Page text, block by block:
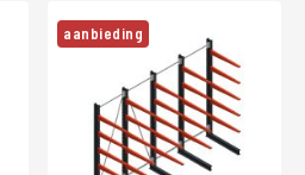
aanbieding